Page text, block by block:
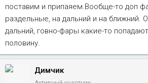
поставим и припаяем.Вообще-то доп
раздельные, на дальний и на ближний.
дальний, говно-фары какие-то
половину.
Димчик